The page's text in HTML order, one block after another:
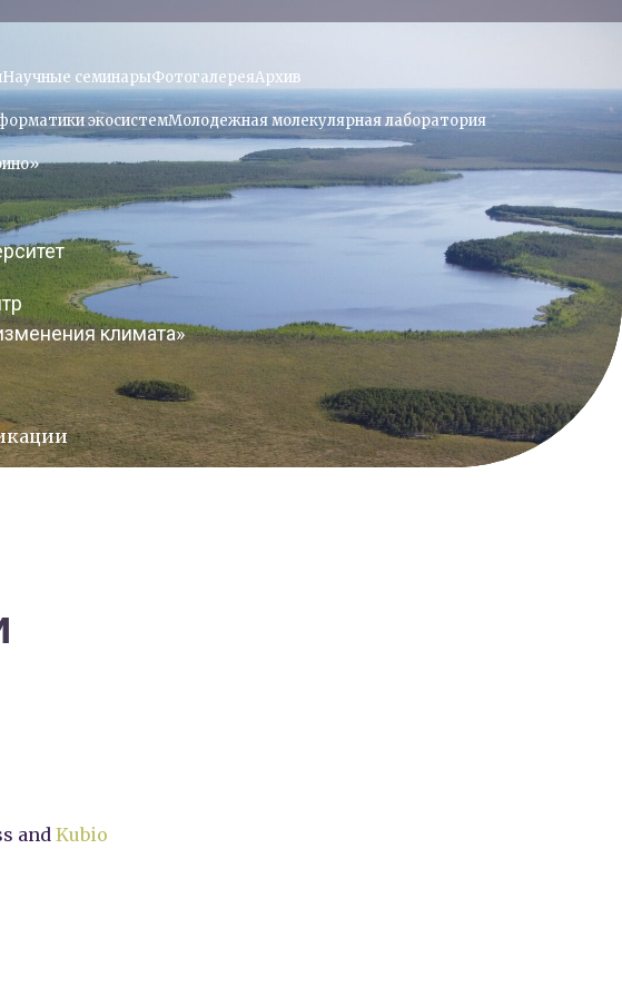
Научные семинарыФотогалереяАрхив
экосистемМолодежная молекулярная лаборатория
климата»
andKubio